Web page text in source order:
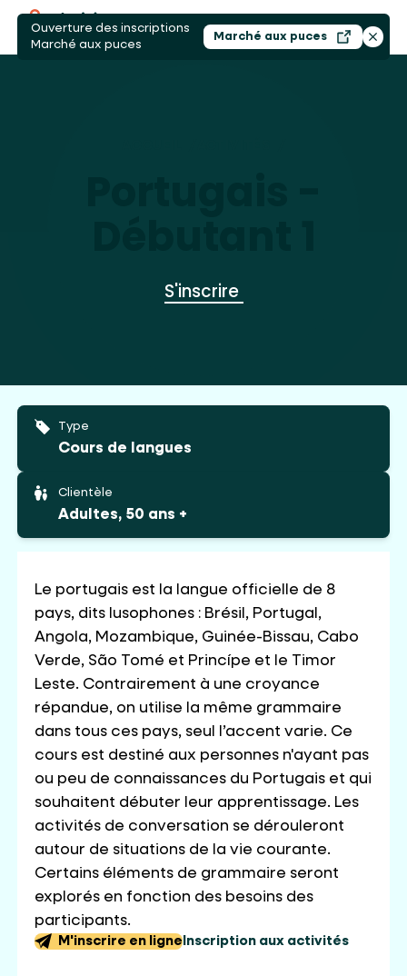
Ouverture des inscriptions
Marché aux puces
Marché aux pucesOuvrir dans un
S'inscrire
Type
Cours de langues
Clientèle
Adultes, 50 ans +
Le portugais est la langue officielle de 8
pays, dits lusophones : Brésil, Portugal,
Angola, Mozambique, Guinée-Bissau, Cabo
Verde, São Tomé et Princípe et le Timor
Leste. Contrairement à une croyance
répandue, on utilise la même grammaire
dans tous ces pays, seul l’accent varie. Ce
cours est destiné aux personnes n'ayant pas
ou peu de connaissances du Portugais et qui
souhaitent débuter leur apprentissage. Les
activités de conversation se dérouleront
autour de situations de la vie courante.
Certains éléments de grammaire seront
explorés en fonction des besoins des
participants.
M'inscrire en ligne Inscription aux activités